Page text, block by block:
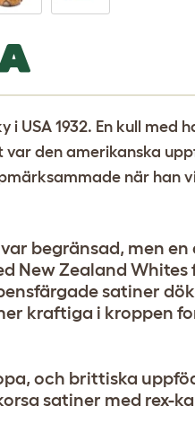
USA 1932. En kull med
den amerikanska
när han
begränsad, men
New Zealand
satiner dök
kraftiga i kroppen
och brittiska
satiner med rex-